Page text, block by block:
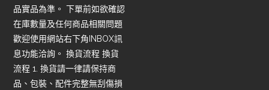
品實品為準。 下單前如欲確認
在庫數量及任何商品相關問題
歡迎使用網站右下角INBOX訊
息功能洽詢。 換貨流程 換貨
流程 1. 換貨請一律請保持商
品、包裝、配件完整無刮傷損